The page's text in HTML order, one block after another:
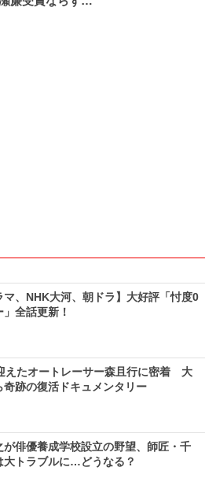
マ、NHK大河、朝ドラ】大好評「忖度0
」全話更新！
えたオートレーサー森且行に密着 大
奇跡の復活ドキュメンタリー
が俳優養成学校設立の野望、師匠・千
大トラブルに…どうなる？